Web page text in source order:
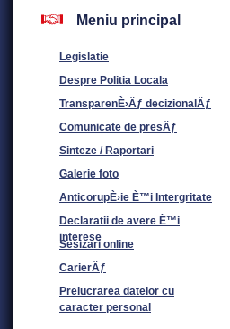
Meniu principal
Legislatie
Despre Politia Locala
TransparenÈ›Äƒ decizionalÄƒ
Comunicate de presÄƒ
Sinteze / Raportari
Galerie foto
AnticorupÈ›ie È™i Intergritate
Declaratii de avere È™i
interese
Sesizari online
CarierÄƒ
Prelucrarea datelor cu
caracter personal